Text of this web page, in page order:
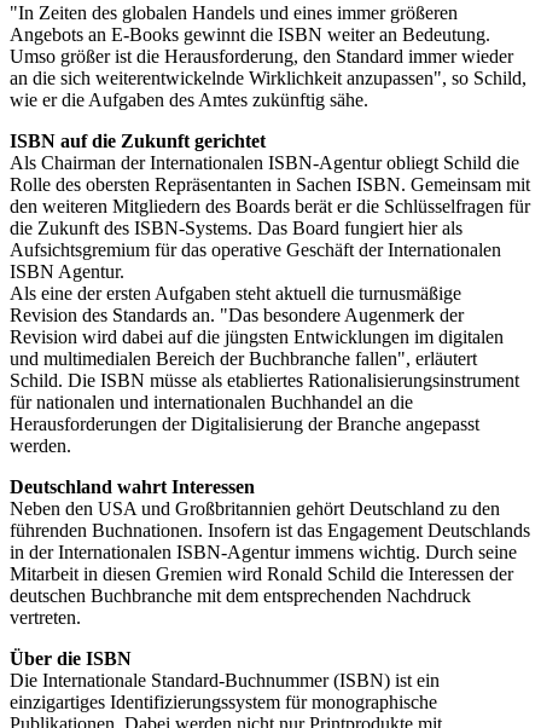
"In Zeiten des globalen Handels und eines immer größeren
Angebots an E-Books gewinnt die ISBN weiter an Bedeutung.
Umso größer ist die Herausforderung, den Standard immer wieder
an die sich weiterentwickelnde Wirklichkeit anzupassen", so Schild,
wie er die Aufgaben des Amtes zukünftig sähe.
ISBN auf die Zukunft gerichtet
Als Chairman der Internationalen ISBN-Agentur obliegt Schild die
Rolle des obersten Repräsentanten in Sachen ISBN. Gemeinsam mit
den weiteren Mitgliedern des Boards berät er die Schlüsselfragen für
die Zukunft des ISBN-Systems. Das Board fungiert hier als
Aufsichtsgremium für das operative Geschäft der Internationalen
ISBN Agentur.
Als eine der ersten Aufgaben steht aktuell die turnusmäßige
Revision des Standards an. "Das besondere Augenmerk der
Revision wird dabei auf die jüngsten Entwicklungen im digitalen
und multimedialen Bereich der Buchbranche fallen", erläutert
Schild. Die ISBN müsse als etabliertes Rationalisierungsinstrument
für nationalen und internationalen Buchhandel an die
Herausforderungen der Digitalisierung der Branche angepasst
werden.
Deutschland wahrt Interessen
Neben den USA und Großbritannien gehört Deutschland zu den
führenden Buchnationen. Insofern ist das Engagement Deutschlands
in der Internationalen ISBN-Agentur immens wichtig. Durch seine
Mitarbeit in diesen Gremien wird Ronald Schild die Interessen der
deutschen Buchbranche mit dem entsprechenden Nachdruck
vertreten.
Über die ISBN
Die Internationale Standard-Buchnummer (ISBN) ist ein
einzigartiges Identifizierungssystem für monographische
Publikationen. Dabei werden nicht nur Printprodukte mit